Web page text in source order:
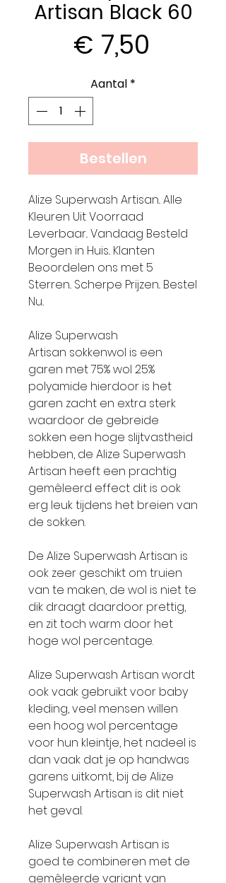
Artisan Black 60
€ 7,50
Aantal *
Bestellen
Alize Superwash Artisan.. Alle
Kleuren Uit Voorraad
Leverbaar.. Vandaag Besteld
Morgen in Huis.. Klanten
Beoordelen ons met 5
Sterren.. Scherpe Prijzen.. Bestel
Nu..
Alize Superwash
Artisan sokkenwol is een
garen met 75% wol 25%
polyamide hierdoor is het
garen zacht en extra sterk
waardoor de gebreide
sokken een hoge slijtvastheid
hebben, de Alize Superwash
Artisan heeft een prachtig
gemêleerd effect dit is ook
erg leuk tijdens het breien van
de sokken.
De Alize Superwash Artisan is
ook zeer geschikt om truien
van te maken, de wol is niet te
dik draagt daardoor prettig,
en zit toch warm door het
hoge wol percentage.
Alize Superwash Artisan wordt
ook vaak gebruikt voor baby
kleding, veel mensen willen
een hoog wol percentage
voor hun kleintje, het nadeel is
dan vaak dat je op handwas
garens uitkomt, bij de Alize
Superwash Artisan is dit niet
het geval.
Alize Superwash Artisan is
goed te combineren met de
gemêleerde variant van